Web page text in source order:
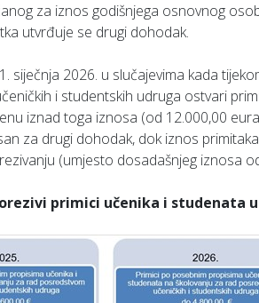
za iznos godišnjega osnovnog
utvrđuje se drugi dohodak.
siječnja 2026. u slučajevima kada
i studentskih udruga ostvari
iznad toga iznosa (od 12.000,00
za drugi dohodak, dok iznos
(umjesto dosadašnjeg iznosa
primici učenika i studenata